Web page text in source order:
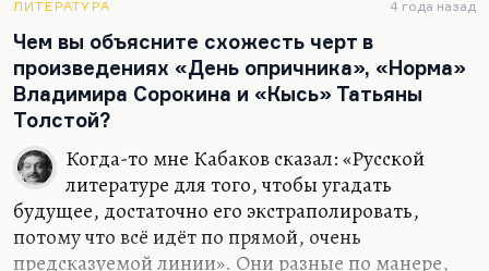
предложении романа: «Закричали: «Александр
Иванович, Александр Иванович!» Но никакого
Александра Ивановича не было».…
ЛИТЕРАТУРА 4 года назад
Чем вы объясните схожесть черт в
произведениях «День опричника», «Норма»
Владимира Сорокина и «Кысь» Татьяны
Толстой?
Когда-то мне Кабаков сказал: «Русской
литературе для того, чтобы угадать
будущее, достаточно его экстраполировать,
потому что всё идёт по прямой, очень
предсказуемой линии». Они разные по манере,